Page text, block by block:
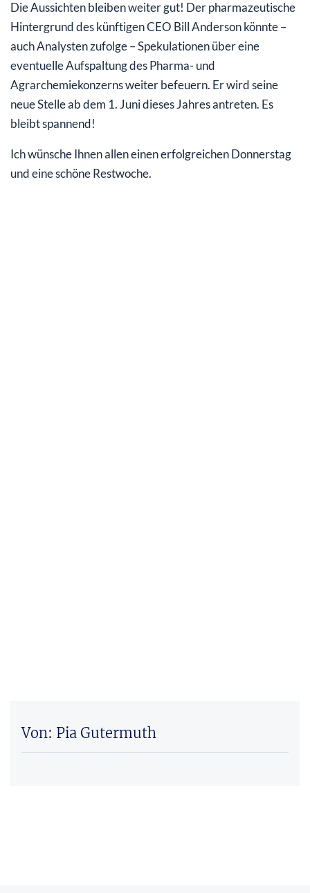
Die Aussichten bleiben weiter gut! Der pharmazeutische
Hintergrund des künftigen CEO Bill Anderson könnte –
auch Analysten zufolge – Spekulationen über eine
eventuelle Aufspaltung des Pharma- und
Agrarchemiekonzerns weiter befeuern. Er wird seine
neue Stelle ab dem 1. Juni dieses Jahres antreten. Es
bleibt spannend!
Ich wünsche Ihnen allen einen erfolgreichen Donnerstag
und eine schöne Restwoche.
Von: Pia Gutermuth